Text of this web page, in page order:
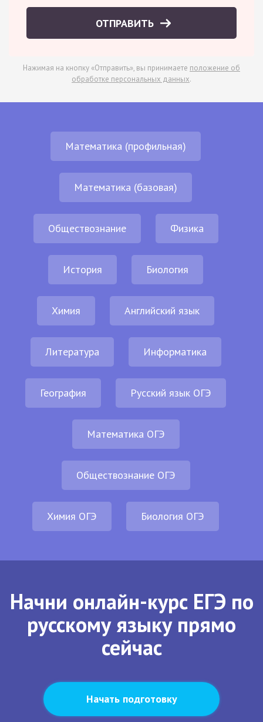
ОТПРАВИТЬ
Нажимая на кнопку «Отправить», вы принимаете положение об
обработке персональных данных.
Математика (профильная)
Математика (базовая)
Обществознание Физика
История Биология
Химия Английский язык
Литература Информатика
География Русский язык ОГЭ
Математика ОГЭ
Обществознание ОГЭ
Химия ОГЭ Биология ОГЭ
Начни онлайн-курс ЕГЭ по
русскому языку прямо
сейчас
Начать подготовку